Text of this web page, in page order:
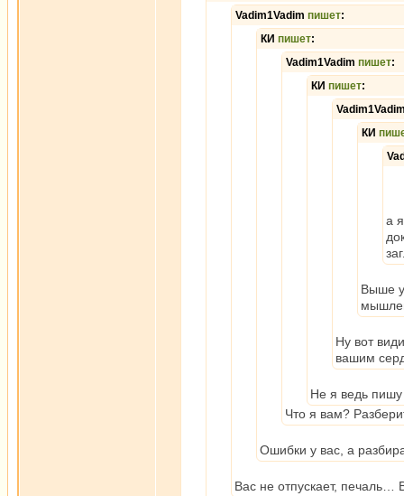
Vadim1Vadim пишет:
КИ пишет:
Vadim1Vadim пишет:
КИ пишет:
КИ
а
Выше
Ну вот
вашим
Не я ведь
Что я вам?
Ошибки у вас, а
Вас не отпускает,